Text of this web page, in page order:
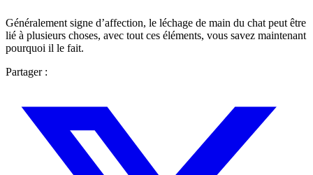
Généralement signe d’affection, le léchage de main du chat peut être
lié à plusieurs choses, avec tout ces éléments, vous savez maintenant
pourquoi il le fait.
Partager :